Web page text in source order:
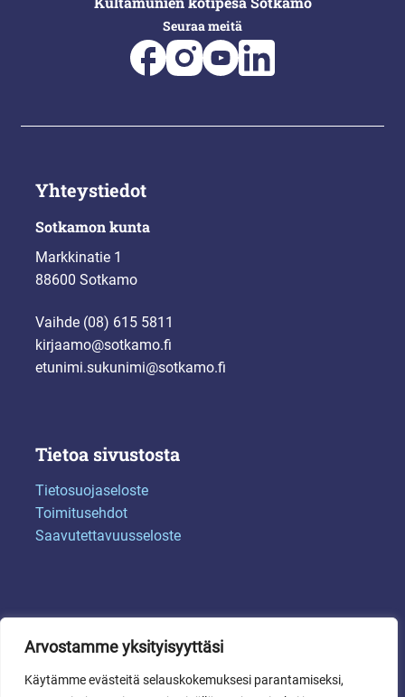
Arvostamme yksityisyyttäsi
Käytämme evästeitä selauskokemuksesi parantamiseksi,
Seuraa meitä
Yhteystiedot
Sotkamon kunta
Markkinatie 1
88600 Sotkamo
Vaihde (08) 615 5811
kirjaamo@sotkamo.fi
etunimi.sukunimi@sotkamo.fi
Tietoa sivustosta
Tietosuojaseloste
Toimitusehdot
Saavutettavuusseloste